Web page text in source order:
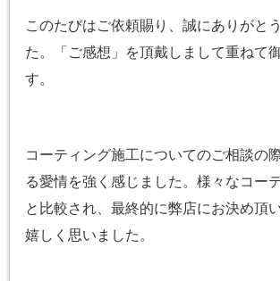
このたびはご依頼賜り、誠にありがと
た。「ご感想」を頂戴しまして重ねて
す。
コーティング施工についてのご相談の
る愛情を強く感じました。様々なコー
と比較され、最終的に弊店にお決め頂
嬉しく思いました。